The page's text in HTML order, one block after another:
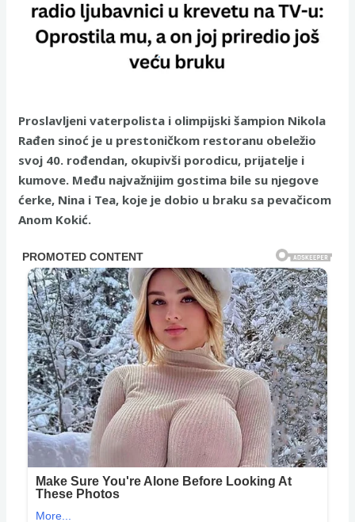
Proslavljeni vaterpolista i olimpijski šampion Nikola
Rađen sinoć je u prestoničkom restoranu obeležio
svoj 40. rođendan, okupivši porodicu, prijatelje i
kumove. Među najvažnijim gostima bile su njegove
ćerke, Nina i Tea, koje je dobio u braku sa pevačicom
Anom Kokić.